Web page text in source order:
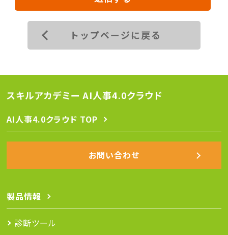
トップページに戻る
スキルアカデミー AI人事4.0クラウド
AI人事4.0クラウド TOP
お問い合わせ
製品情報
診断ツール